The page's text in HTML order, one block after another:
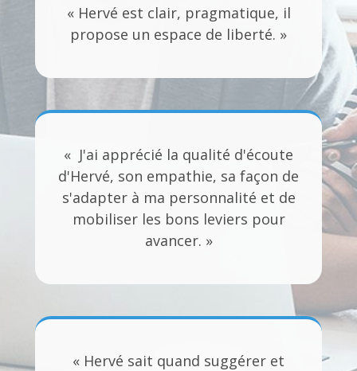
« Hervé est clair, pragmatique, il
propose un espace de liberté. »
« J'ai apprécié la qualité d'écoute
d'Hervé, son empathie, sa façon de
s'adapter à ma personnalité et de
mobiliser les bons leviers pour
avancer. »
« Hervé sait quand suggérer et